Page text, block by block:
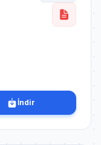
İndir